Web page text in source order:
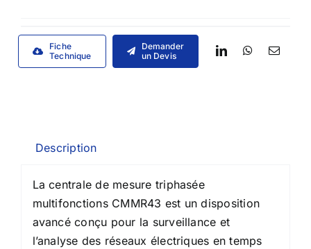
Fiche
Technique
Demander
un Devis
Description
La centrale de mesure triphasée
multifonctions CMMR43 est un disposition
avancé conçu pour la surveillance et
l’analyse des réseaux électriques en temps